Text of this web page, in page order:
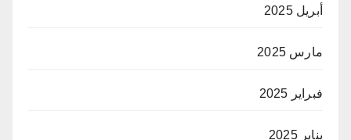
أبريل 2025
مارس 2025
فبراير 2025
يناير 2025